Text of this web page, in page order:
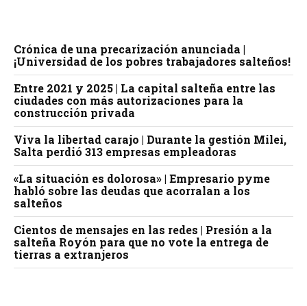
Crónica de una precarización anunciada |
¡Universidad de los pobres trabajadores salteños!
Entre 2021 y 2025 | La capital salteña entre las
ciudades con más autorizaciones para la
construcción privada
Viva la libertad carajo | Durante la gestión Milei,
Salta perdió 313 empresas empleadoras
«La situación es dolorosa» | Empresario pyme
habló sobre las deudas que acorralan a los
salteños
Cientos de mensajes en las redes | Presión a la
salteña Royón para que no vote la entrega de
tierras a extranjeros